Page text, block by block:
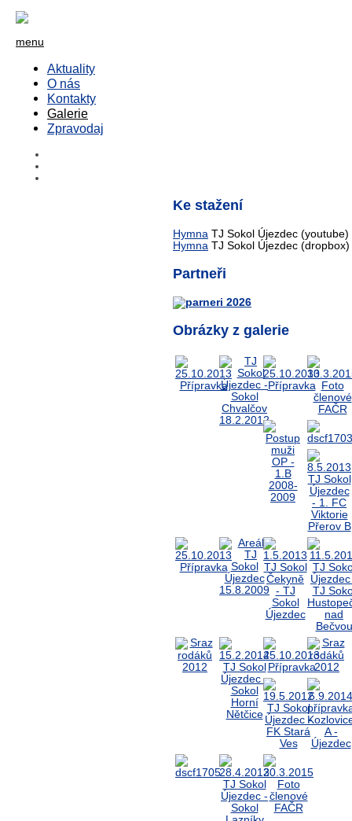
menu
Aktuality
O nás
Kontakty
Galerie
Zpravodaj
Ke stažení
Hymna TJ Sokol Újezdec (youtube)
Hymna TJ Sokol Újezdec (dropbox)
Partneři
Obrázky z galerie